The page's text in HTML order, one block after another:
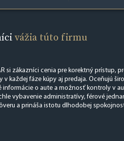
vážia túto firmu
si zákazníci cenia pre korektný prístup,
každej fáze kúpy aj predaja. Oceňujú
o aute a možnosť kontroly v
vybavenie administratívy, férové
a prináša istotu dlhodobej